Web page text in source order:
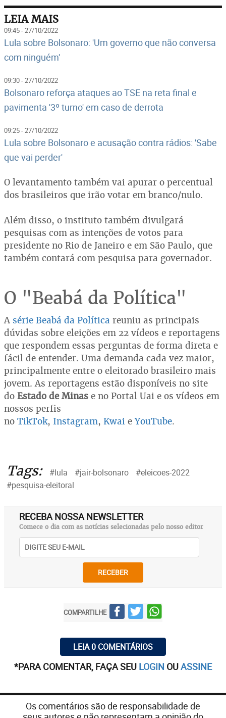
LEIA MAIS
09:45 - 27/10/2022
Lula sobre Bolsonaro: 'Um governo que não conversa
com ninguém'
09:30 - 27/10/2022
Bolsonaro reforça ataques ao TSE na reta final e
pavimenta '3º turno' em caso de derrota
09:25 - 27/10/2022
Lula sobre Bolsonaro e acusação contra rádios: 'Sabe
que vai perder'
O levantamento também vai apurar o percentual
dos brasileiros que irão votar em branco/nulo.
Além disso, o instituto também divulgará
pesquisas com as intenções de votos para
presidente no Rio de Janeiro e em São Paulo, que
também contará com pesquisa para governador.
O "Beabá da Política"
A série Beabá da Política reuniu as principais
dúvidas sobre eleições em 22 vídeos e reportagens
que respondem essas perguntas de forma direta e
fácil de entender. Uma demanda cada vez maior,
principalmente entre o eleitorado brasileiro mais
jovem. As reportagens estão disponíveis no site
do Estado de Minas e no Portal Uai e os vídeos em
nossos perfis
no TikTok, Instagram, Kwai eYouTube.
Tags: #lula #jair-bolsonaro
#eleicoes-2022
#pesquisa-eleitoral
RECEBA NOSSA NEWSLETTER
Comece o dia com as notícias selecionadas pelo nosso editor
RECEBER
COMPARTILHE
LEIA 0 COMENTÁRIOS
*PARA COMENTAR, FAÇA SEU LOGIN OUASSINE
Os comentários são de responsabilidade de